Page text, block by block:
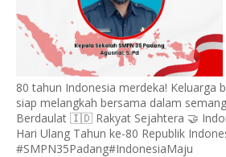
80 tahun Indonesia merdeka! Keluarga
siap melangkah bersama dalam
Berdaulat 🇮🇩 Rakyat Sejahtera 🤝
Hari Ulang Tahun ke-80 Republik
#SMPN35Padang#IndonesiaMaju